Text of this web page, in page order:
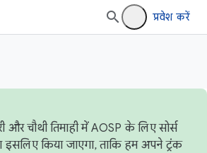
प्रवेश करें
चौथी तिमाही में AOSP के लिए सोर्स
किया जाएगा, ताकि हम अपने ट्रंक